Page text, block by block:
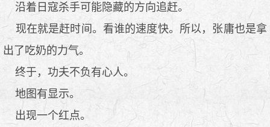
沿着日寇杀手可能隐藏的方向追赶。
现在就是赶时间。看谁的速度快。所以，张庸也是拿
出了吃奶的力气。
终于，功夫不负有心人。
地图有显示。
出现一个红点。